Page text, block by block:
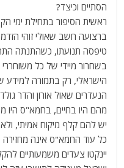
הסתיים וכיצד?
ראשית הסיפור בתחילת ימי
ברצועה חשב שאולי זוהי
טיפסה תנועתו, כשהתנתה
בשחרור מיידי של כל
הישראלי, רק בתמורה למידע
הנעדרים שאול אורון והדר
מהם היו בחיים, בחמא"ס היו
יש להם קלף מיקוח אמיתי,
כל עוד החמא"ס אינה מחזירה
יינקטו צעדים משמעותיים